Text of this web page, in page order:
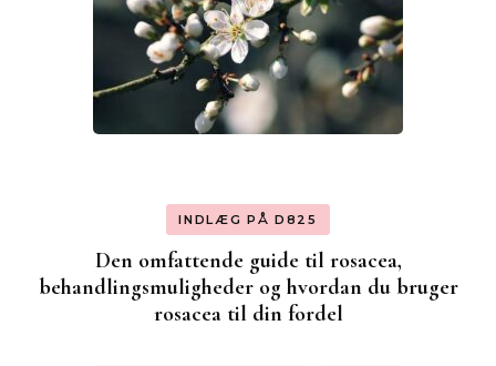
INDLÆG PÅ D825
Den omfattende guide til rosacea,
behandlingsmuligheder og hvordan du bruger
rosacea til din fordel